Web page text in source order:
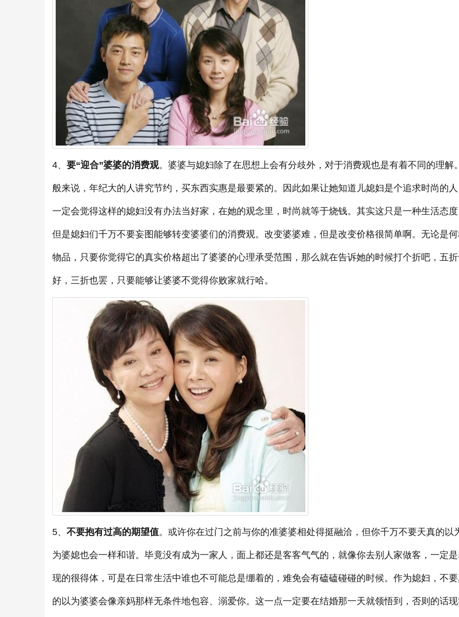
4、 要“迎合”婆婆的消费观。婆婆与媳妇除了在思想上会有分歧外，对于消费观也是有着不同的理解
般来说，年纪大的人讲究节约，买东西实惠是最要紧的。因此如果让她知道儿媳妇是个追求时尚的人
一定会觉得这样的媳妇没有办法当好家，在她的观念里，时尚就等于烧钱。其实这只是一种生活态度
但是媳妇们千万不要妄图能够转变婆婆们的消费观。改变婆婆难，但是改变价格很简单啊。无论是
物品，只要你觉得它的真实价格超出了婆婆的心理承受范围，那么就在告诉她的时候打个折吧，五
好，三折也罢，只要能够让婆婆不觉得你败家就行哈。
5、 不要抱有过高的期望值。或许你在过门之前与你的准婆婆相处得挺融洽，但你千万不要天真的以
为婆媳也会一样和谐。毕竟没有成为一家人，面上都还是客客气气的，就像你去别人家做客，一定
现的很得体，可是在日常生活中谁也不可能总是绷着的，难免会有磕磕碰碰的时候。作为媳妇，不
的以为婆婆会像亲妈那样无条件地包容、溺爱你。这一点一定要在结婚那一天就领悟到，否则的话